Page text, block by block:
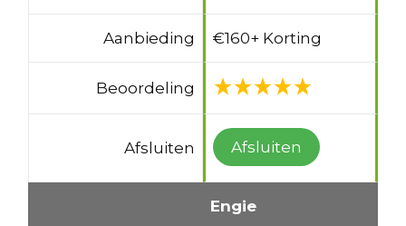
Aanbieding €160+ Korting
Beoordeling
Afsluiten Afsluiten
Engie